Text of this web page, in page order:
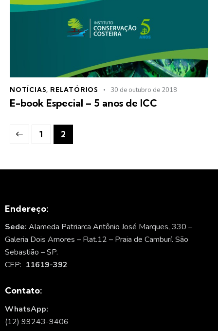
NOTÍCIAS, RELATÓRIOS 30 de outubro de 2018
E-book Especial – 5 anos de ICC
1 2
Endereço:
Sede: Alameda Patriarca Antônio José Marques, 330 –
Galeria Dois Amores – Flat.12 – Praia de Camburí. São
Sebastião – SP.
CEP: 11619-392
Contato:
WhatsApp:
(12) 99243-9406